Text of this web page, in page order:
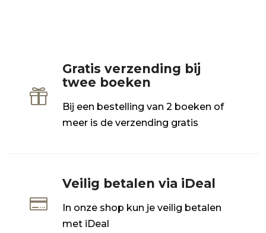

Gratis verzending bij
twee boeken
Bij een bestelling van 2 boeken of
meer is de verzending gratis

Veilig betalen via iDeal
In onze shop kun je veilig betalen
met iDeal